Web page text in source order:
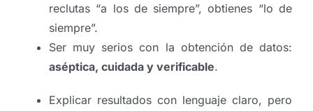
reclutas “a los de siempre”, obtienes “lo de
siempre”.
Ser muy serios con la obtención de datos:
aséptica, cuidada y verificable.
Explicar resultados con lenguaje claro, pero